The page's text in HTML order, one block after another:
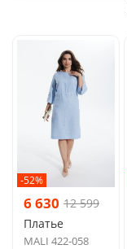
-52%
6 630 12 599
Платье
MALI 422-058